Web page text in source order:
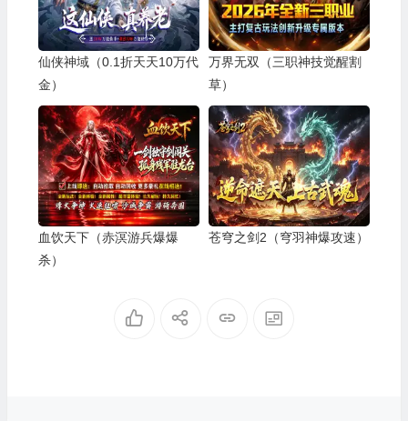
仙侠神域（0.1折天天10万代
金）
万界无双（三职神技觉醒割
草）
血饮天下（赤溟游兵爆爆
杀）
苍穹之剑2（穹羽神爆攻速）